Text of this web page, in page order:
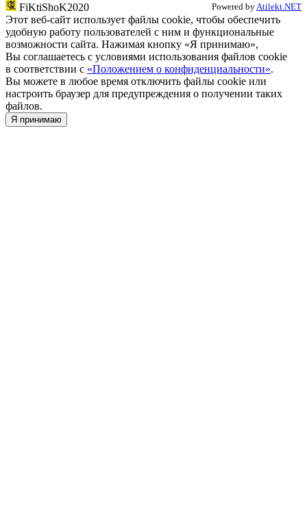
FiKtiShoK2020 Powered by Atilekt.NET
Этот веб-сайт использует файлы cookie, чтобы обеспечить
удобную работу пользователей с ним и функциональные
возможности сайта. Нажимая кнопку «Я принимаю»,
Вы соглашаетесь с условиями использования файлов cookie
в соответствии c «Положением о конфиденциальности».
Вы можете в любое время отключить файлы cookie или
настроить браузер для предупреждения о получении таких
файлов.
Я принимаю